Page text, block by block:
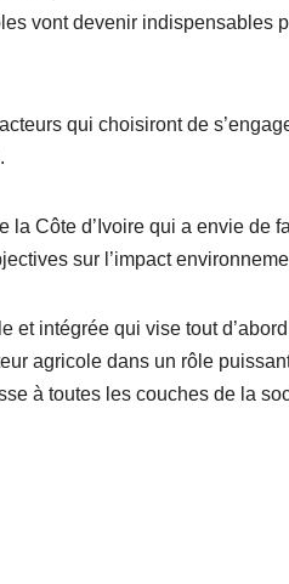
vont devenir indispensables
qui choisiront de
la Côte d’Ivoire qui a envie
sur l’impact
et intégrée qui vise tout
agricole dans un rôle
à toutes les couches de la